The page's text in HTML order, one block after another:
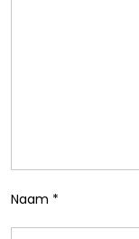
Naam *